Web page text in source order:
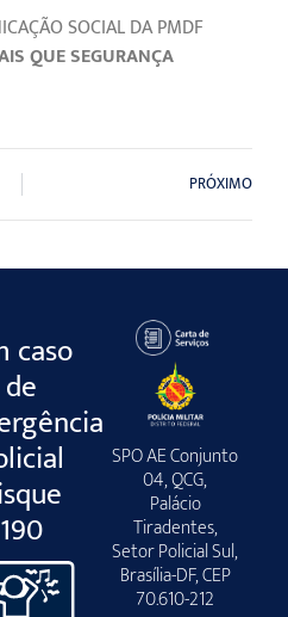
SOCIAL DA PMDF
QUE SEGURANÇA
PRÓXIMO
caso
de
190
SPO AE Conjunto
04, QCG,
Palácio
Tiradentes,
Setor Policial Sul,
Brasília-DF, CEP
70.610-212